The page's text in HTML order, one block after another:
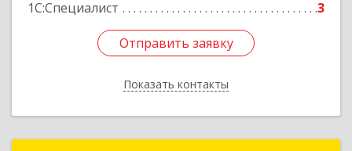
1С:Специалист
3
Отправить заявку
Показать контакты
Отправить заявку
Назад